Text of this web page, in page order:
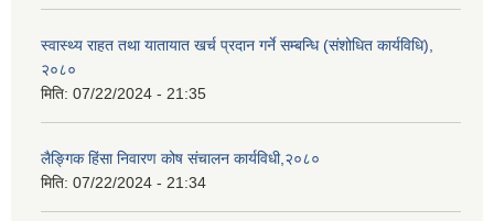
स्वास्थ्य राहत तथा यातायात खर्च प्रदान गर्ने सम्बन्धि (संशोधित कार्यविधि),
२०८०
मिति: 07/22/2024 - 21:35
लैङ्गिक हिंसा निवारण कोष संचालन कार्यविधी,२०८०
मिति: 07/22/2024 - 21:34